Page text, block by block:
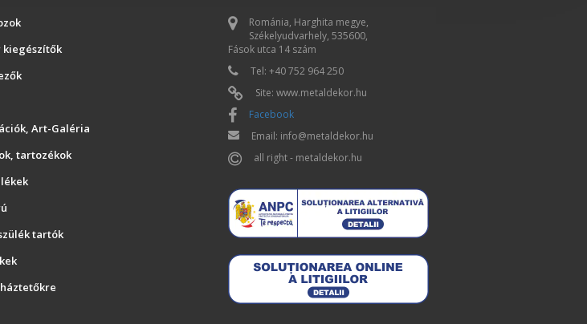
Art-Galéria
tartozékok
tartók
Románia, Harghita megye,
Székelyudvarhely, 535600,
Fások utca 14 szám
Tel: +40 752 964 250
Site: www.metaldekor.hu
Facebook
Email: info@metaldekor.hu
all right - metaldekor.hu